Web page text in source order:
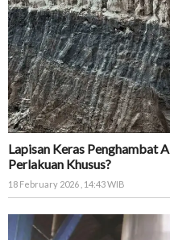
Lapisan Keras Penghambat
Perlakuan Khusus?
18 February 2026 , 14:43 WIB